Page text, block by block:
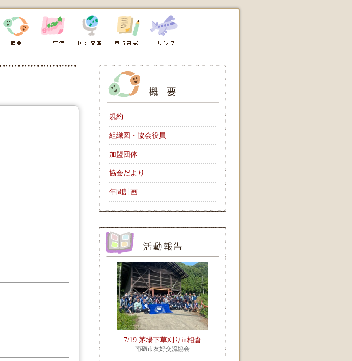
規約
組織図・協会役員
加盟団体
協会だより
年間計画
7/19 茅場下草刈りin相倉
南砺市友好交流協会